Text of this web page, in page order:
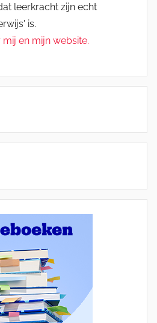
leerkracht zijn echt
is.
en mijn website.